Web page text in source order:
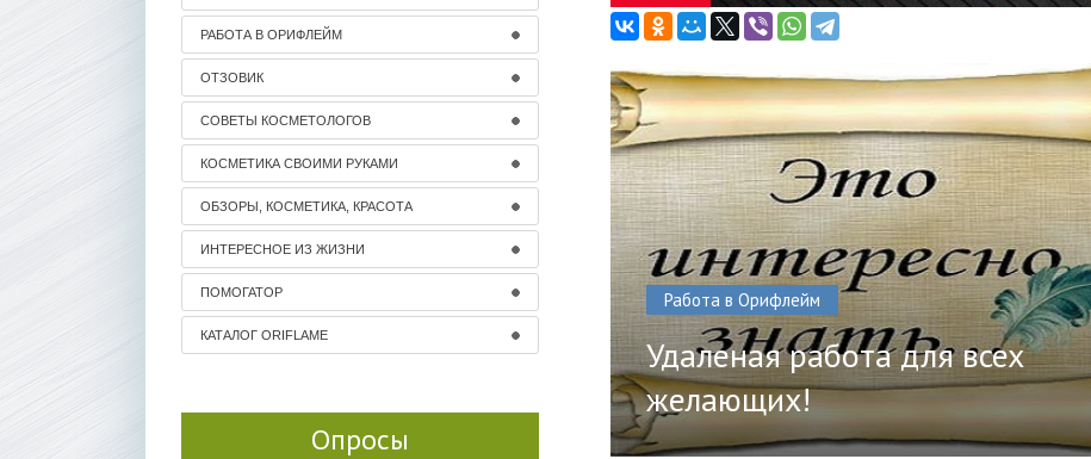
РАБОТА В ОРИФЛЕЙМ
ОТЗОВИК
СОВЕТЫ КОСМЕТОЛОГОВ
КОСМЕТИКА СВОИМИ РУКАМИ
ОБЗОРЫ, КОСМЕТИКА, КРАСОТА
ИНТЕРЕСНОЕ ИЗ ЖИЗНИ
ПОМОГАТОР
КАТАЛОГ ORIFLAME
Опросы
Работа в Орифлейм
Удаленая работа для всех
желающих!